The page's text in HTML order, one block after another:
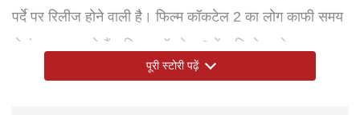
पर्दे पर रिलीज होने वाली है। फिल्म कॉकटेल 2 का लोग काफी समय
से इंतजार कर रहे हैं। फिल्म कॉकटेल 2 में कृति सेनन के साथ-साथ
एक्ट्रेस रश्मिका मंदाना और एक्टर शाहिद कपूर भी अहम रोल में
पूरी स्टोरी पढ़ें